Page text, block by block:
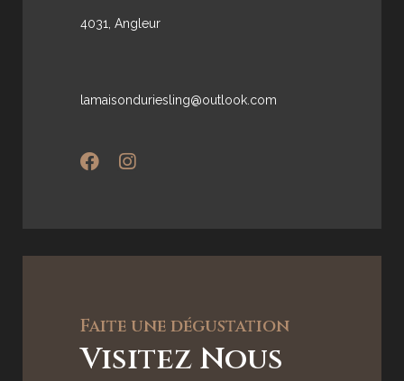
4031, Angleur
lamaisonduriesling@outlook.com
Faite une dégustation
Visitez Nous